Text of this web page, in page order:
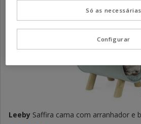
Leeby Saffira cama com arranhador e
Só as necessárias
Configurar